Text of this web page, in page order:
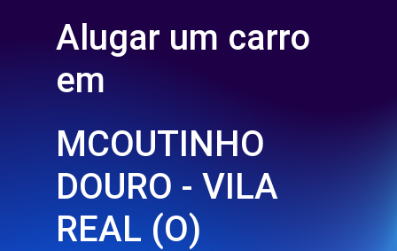
Alugar um carro
em
MCOUTINHO
DOURO - VILA
REAL (O)